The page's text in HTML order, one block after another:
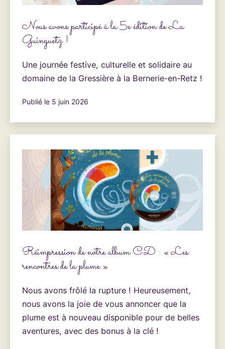
Nous avons participé à la 5e édition de La
Guinguetz !
Une journée festive, culturelle et solidaire au
domaine de la Gressière à la Bernerie-en-Retz !
Publié le 5 juin 2026
Réimpression de notre album CD : « Les
rencontres de la plume »
Nous avons frôlé la rupture ! Heureusement,
nous avons la joie de vous annoncer que la
plume est à nouveau disponible pour de belles
aventures, avec des bonus à la clé !